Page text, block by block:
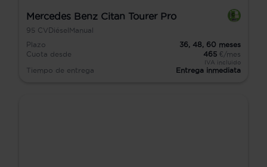
Mercedes Benz Citan Tourer Pro
95 CVDiéselManual
Plazo
36, 48, 60 meses
Cuota desde
465 €/mes
IVA incluido
Tiempo de entrega Entrega inmediata